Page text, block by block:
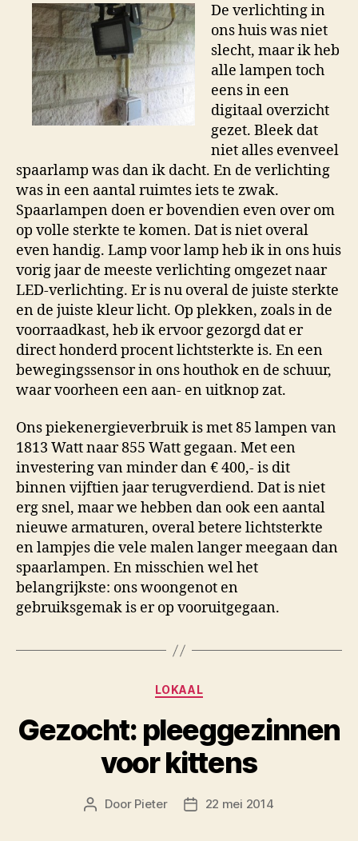
De verlichting in
ons huis was niet
slecht, maar ik heb
alle lampen toch
eens in een
digitaal overzicht
gezet. Bleek dat
niet alles evenveel
spaarlamp was dan ik dacht. En de verlichting
was in een aantal ruimtes iets te zwak.
Spaarlampen doen er bovendien even over om
op volle sterkte te komen. Dat is niet overal
even handig. Lamp voor lamp heb ik in ons huis
vorig jaar de meeste verlichting omgezet naar
LED-verlichting. Er is nu overal de juiste sterkte
en de juiste kleur licht. Op plekken, zoals in de
voorraadkast, heb ik ervoor gezorgd dat er
direct honderd procent lichtsterkte is. En een
bewegingssensor in ons houthok en de schuur,
waar voorheen een aan- en uitknop zat.
Ons piekenergieverbruik is met 85 lampen van
1813 Watt naar 855 Watt gegaan. Met een
investering van minder dan € 400,- is dit
binnen vijftien jaar terugverdiend. Dat is niet
erg snel, maar we hebben dan ook een aantal
nieuwe armaturen, overal betere lichtsterkte
en lampjes die vele malen langer meegaan dan
spaarlampen. En misschien wel het
belangrijkste: ons woongenot en
gebruiksgemak is er op vooruitgegaan.
Categorieën
LOKAAL
Gezocht: pleeggezinnen
voor kittens
Berichtauteur
Door Pieter Berichtdatum
22 mei 2014